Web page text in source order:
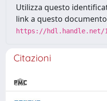
Utilizza questo
link a questo
https://hdl.handle.net/
Citazioni